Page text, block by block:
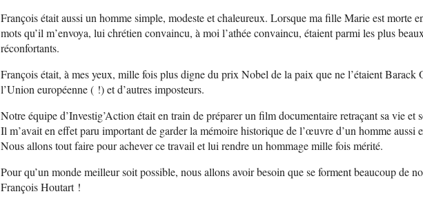
François était aussi un homme simple, modeste et chaleureux. Lorsque ma fille Marie est morte
mots qu’il m’envoya, lui chrétien convaincu, à moi l’athée convaincu, étaient parmi les plus
réconfortants.
François était, à mes yeux, mille fois plus digne du prix Nobel de la paix que ne l’étaient Barack
l’Union européenne ( !) et d’autres imposteurs.
Notre équipe d’Investig’Action était en train de préparer un film documentaire retraçant sa vie et
Il m’avait en effet paru important de garder la mémoire historique de l’œuvre d’un homme aussi
Nous allons tout faire pour achever ce travail et lui rendre un hommage mille fois mérité.
Pour qu’un monde meilleur soit possible, nous allons avoir besoin que se forment beaucoup de
François Houtart !